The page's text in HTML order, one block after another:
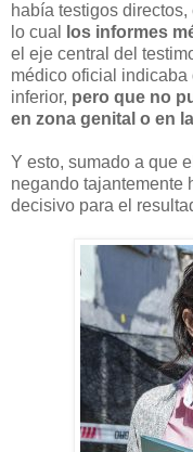
había testigos
lo cual
los informes
el eje central del
médico oficial
inferior, pero que no
en zona genital o en
Y esto, sumado a que
negando tajantemente
decisivo para el